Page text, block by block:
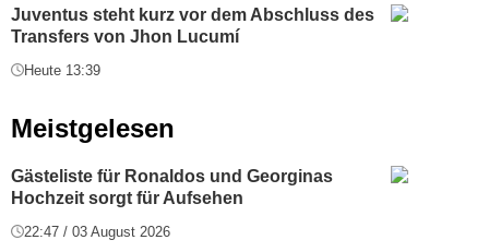
Juventus steht kurz vor dem Abschluss des
Transfers von Jhon Lucumí
Heute 13:39
Meistgelesen
Gästeliste für Ronaldos und Georginas
Hochzeit sorgt für Aufsehen
22:47 / 03 August 2026